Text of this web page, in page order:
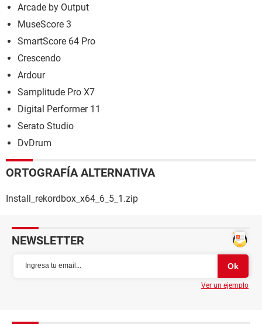
Arcade by Output
MuseScore 3
SmartScore 64 Pro
Crescendo
Ardour
Samplitude Pro X7
Digital Performer 11
Serato Studio
DvDrum
ORTOGRAFÍA ALTERNATIVA
Install_rekordbox_x64_6_5_1.zip
NEWSLETTER
Ver un ejemplo